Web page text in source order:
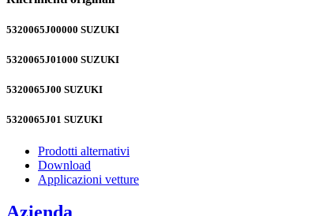
5320065J00000 SUZUKI
5320065J01000 SUZUKI
5320065J00 SUZUKI
5320065J01 SUZUKI
Prodotti alternativi
Download
Applicazioni vetture